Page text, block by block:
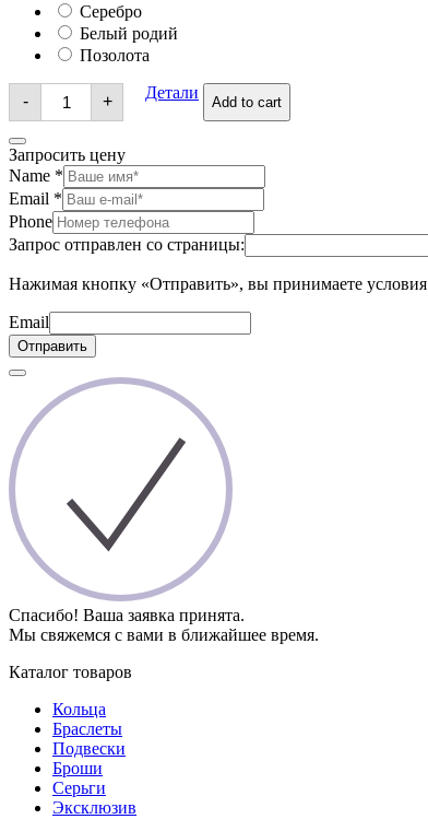
Серебро
Белый родий
Позолота
-
Подвески
quantity
+ Детали
Add to cart
Запросить цену
Name *
Email *
Phone
Запрос отправлен со страницы:
Нажимая кнопку «Отправить», вы принимаете условия
Email
Отправить
Спасибо! Ваша заявка принята.
Мы свяжемся с вами в ближайшее время.
Каталог товаров
Кольца
Браслеты
Подвески
Броши
Серьги
Эксклюзив